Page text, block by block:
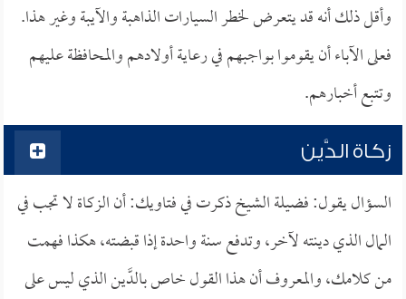
وأقل ذلك أنه قد يتعرض لخطر السيارات الذاهبة والآيبة وغير هذا.
فعلى الآباء أن يقوموا بواجبهم في رعاية أولادهم والمحافظة عليهم
وتتبع أخبارهم.
زكاة الدَّين
السؤال يقول: فضيلة الشيخ ذكرت في فتاويك: أن الزكاة لا تجب في
المال الذي دينته لآخر، وتدفع سنة واحدة إذا قبضته، هكذا فهمت
من كلامك، والمعروف أن هذا القول خاص بالدَّين الذي ليس على